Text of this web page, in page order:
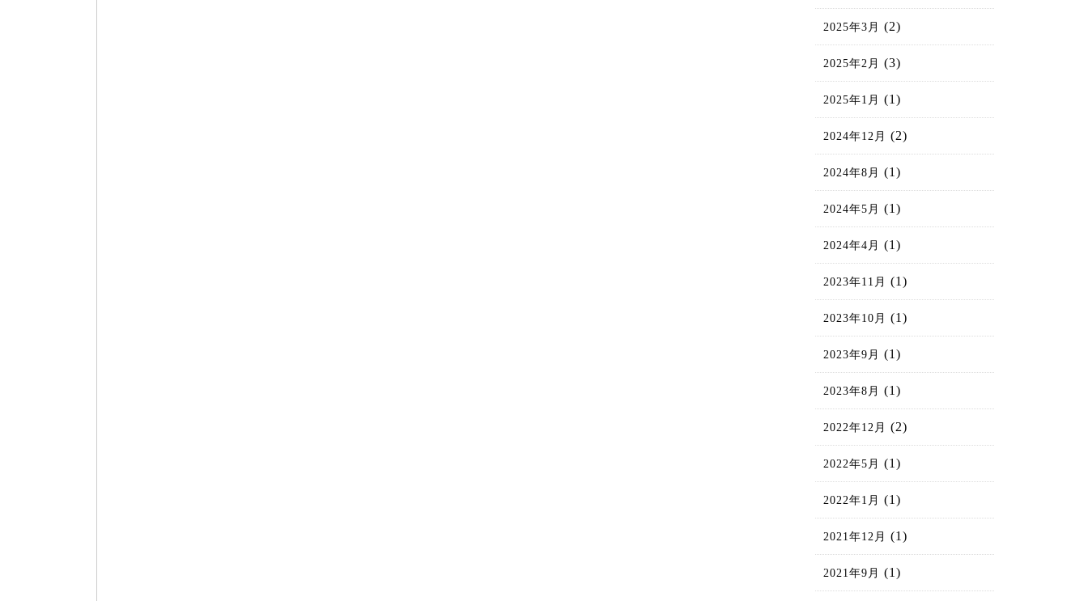
2025年3月 (2)
2025年2月 (3)
2025年1月 (1)
2024年12月 (2)
2024年8月 (1)
2024年5月 (1)
2024年4月 (1)
2023年11月 (1)
2023年10月 (1)
2023年9月 (1)
2023年8月 (1)
2022年12月 (2)
2022年5月 (1)
2022年1月 (1)
2021年12月 (1)
2021年9月 (1)